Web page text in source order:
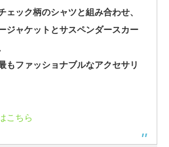
ェック柄のシャツと組み合わせ、
ジャケットとサスペンダースカー
もファッショナブルなアクセサリ
こちら